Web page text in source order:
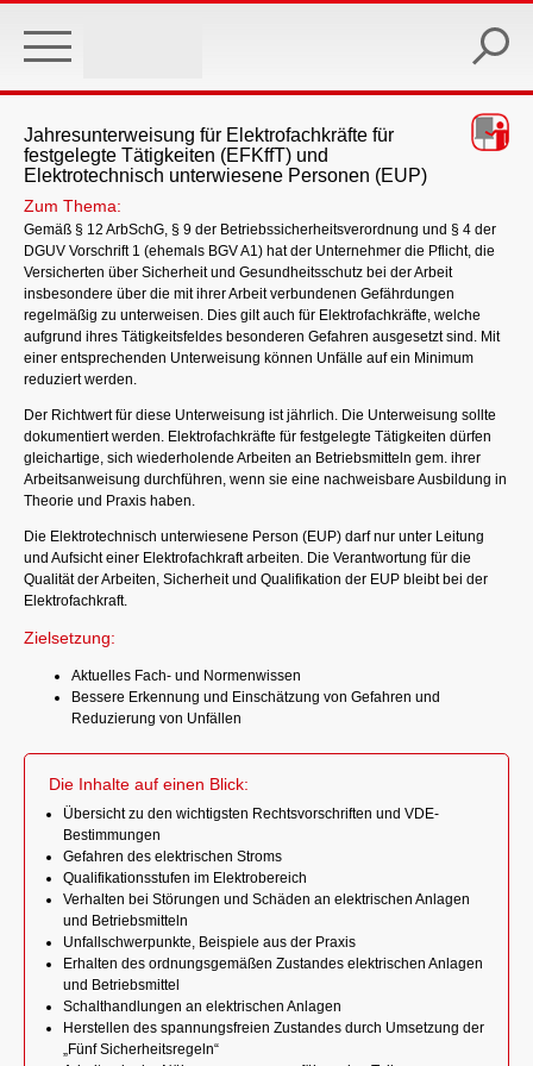
main
Jahresunterweisung für Elektrofachkräfte für
festgelegte Tätigkeiten (EFKffT) und
Elektrotechnisch unterwiesene Personen (EUP)
Zum Thema:
Gemäß § 12 ArbSchG, § 9 der Betriebssicherheitsverordnung und § 4 der
DGUV Vorschrift 1 (ehemals BGV A1) hat der Unternehmer die Pflicht, die
Versicherten über Sicherheit und Gesundheitsschutz bei der Arbeit
insbesondere über die mit ihrer Arbeit verbundenen Gefährdungen
regelmäßig zu unterweisen. Dies gilt auch für Elektrofachkräfte, welche
aufgrund ihres Tätigkeitsfeldes besonderen Gefahren ausgesetzt sind. Mit
einer entsprechenden Unterweisung können Unfälle auf ein Minimum
reduziert werden.
Der Richtwert für diese Unterweisung ist jährlich. Die Unterweisung sollte
dokumentiert werden. Elektrofachkräfte für festgelegte Tätigkeiten dürfen
gleichartige, sich wiederholende Arbeiten an Betriebsmitteln gem. ihrer
Arbeitsanweisung durchführen, wenn sie eine nachweisbare Ausbildung in
Theorie und Praxis haben.
Die Elektrotechnisch unterwiesene Person (EUP) darf nur unter Leitung
und Aufsicht einer Elektrofachkraft arbeiten. Die Verantwortung für die
Qualität der Arbeiten, Sicherheit und Qualifikation der EUP bleibt bei der
Elektrofachkraft.
Zielsetzung:
Aktuelles Fach- und Normenwissen
Bessere Erkennung und Einschätzung von Gefahren und
Reduzierung von Unfällen
Die Inhalte auf einen Blick:
Übersicht zu den wichtigsten Rechtsvorschriften und VDE-
Bestimmungen
Gefahren des elektrischen Stroms
Qualifikationsstufen im Elektrobereich
Verhalten bei Störungen und Schäden an elektrischen Anlagen
und Betriebsmitteln
Unfallschwerpunkte, Beispiele aus der Praxis
Erhalten des ordnungsgemäßen Zustandes elektrischen Anlagen
und Betriebsmittel
Schalthandlungen an elektrischen Anlagen
Herstellen des spannungsfreien Zustandes durch Umsetzung der
„Fünf Sicherheitsregeln“